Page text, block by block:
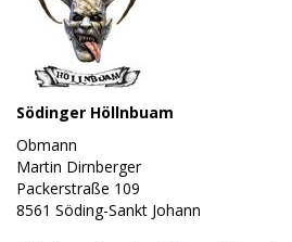
Södinger Höllnbuam
Obmann
Martin Dirnberger
Packerstraße 109
8561 Söding-Sankt Johann